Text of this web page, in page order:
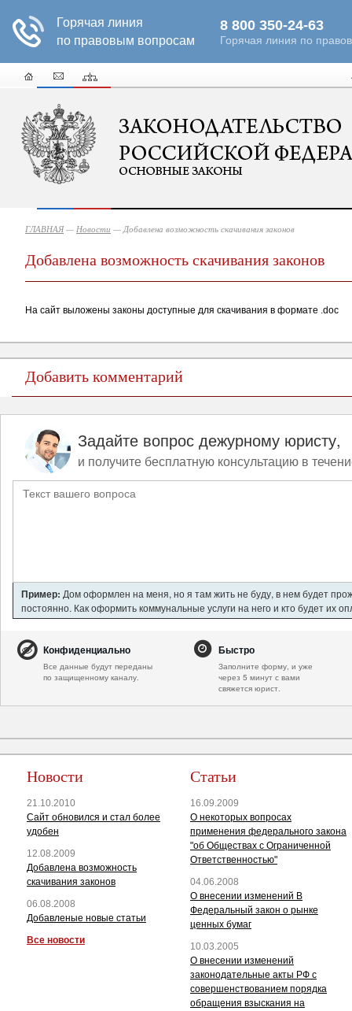
ГЛАВНАЯ— Новости — Добавлена возможность скачивания законов
Добавлена возможность скачивания законов
На сайт выложены законы доступные для скачивания в формате .doc
Добавить комментарий
Задайте вопрос дежурному юристу,
и получите бесплатную консультацию в
Пример: Дом оформлен на меня, но я там жить не буду, в нем будет
постоянно. Как оформить коммунальные услуги на него и кто будет их
Конфиденциально
Все данные будут переданы
по защищенному каналу.
Быстро
Заполните форму, и уже
через 5 минут с вами
свяжется юрист.
Новости
21.10.2010
Сайт обновился и стал более
удобен
12.08.2009
Добавлена возможность
скачивания законов
06.08.2008
Добавленые новые статьи
Все новости
Статьи
16.09.2009
О некоторых вопросах
применения федерального закона
"об Обществах с Ограниченной
Ответственностью"
04.06.2008
О внесении изменений В
Федеральный закон о рынке
ценных бумаг
10.03.2005
О внесении изменений
законодательные акты РФ с
совершенствованием порядка
обращения взыскания на